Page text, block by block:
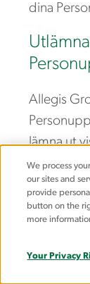
dina
Allegis
lämna ut
om dig i
kategorier
dela
We process
our sites and
provide
button on the
more
Your Privacy